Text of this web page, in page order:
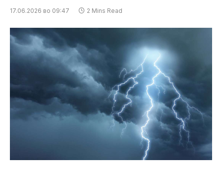
17.06.2026 во 09:47 2 Mins Read